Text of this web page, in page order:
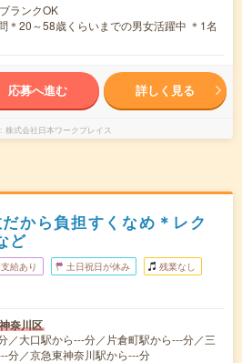
ランクOK
＊20～58歳くらいまでの男女活躍中 ＊1名
応募へ進む 詳しく見る
株式会社日本ワークプレイス
から負担すくなめ＊レク
ど
給あり 土日祝日が休み 残業なし
奈川区
／大口駅から---分／片倉町駅から---分／三
分／京急東神奈川駅から---分